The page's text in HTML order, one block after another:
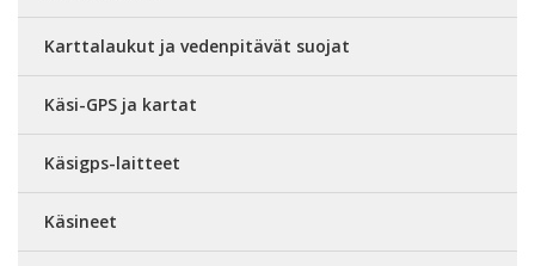
Karttalaukut ja vedenpitävät suojat
Käsi-GPS ja kartat
Käsigps-laitteet
Käsineet